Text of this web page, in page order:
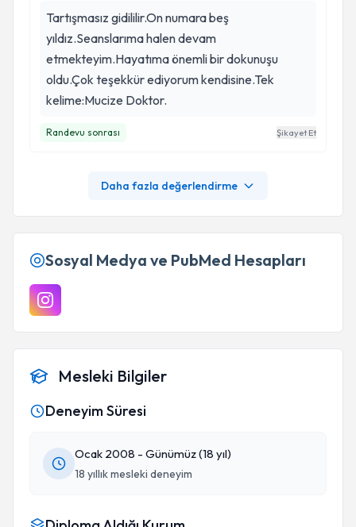
Tartışmasız gidililir.On numara beş
yıldız.Seanslarıma halen devam
etmekteyim.Hayatıma önemli bir dokunuşu
oldu.Çok teşekkür ediyorum kendisine.Tek
kelime:Mucize Doktor.
Randevu sonrası Şikayet Et
Daha fazla değerlendirme
Sosyal Medya ve PubMed Hesapları
Mesleki Bilgiler
Deneyim Süresi
Ocak 2008 - Günümüz (18 yıl)
18 yıllık mesleki deneyim